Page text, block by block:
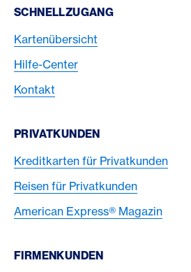
Footer Navigation
SCHNELLZUGANG
Kartenübersicht
Hilfe-Center
Kontakt
PRIVATKUNDEN
Kreditkarten für Privatkunden
Reisen für Privatkunden
American Express® Magazin
FIRMENKUNDEN